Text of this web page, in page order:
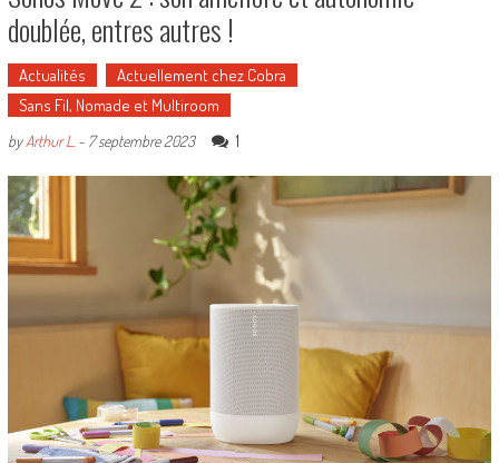
doublée, entres autres !
Actualités
Actuellement chez Cobra
Sans Fil, Nomade et Multiroom
byArthur L. - 7 septembre 2023 1